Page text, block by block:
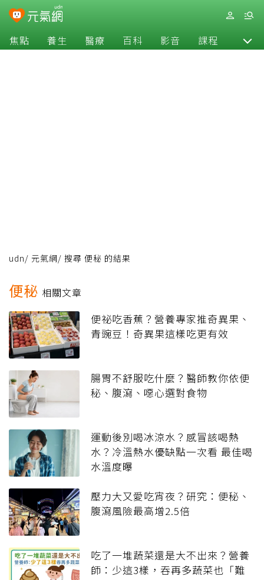
焦點 養生 醫療 百科 影音 課程 退休
udn/ 元氣網/ 搜尋 便秘 的結果
便秘 相關文章
便祕吃香蕉？營養專家推奇異果、
青豌豆！奇異果這樣吃更有效
腸胃不舒服吃什麼？醫師教你依便
秘、腹瀉、噁心選對食物
運動後別喝冰涼水？感冒該喝熱
水？冷溫熱水優缺點一次看 最佳喝
水溫度曝
壓力大又愛吃宵夜？研究：便秘、
腹瀉風險最高增2.5倍
吃了一堆蔬菜還是大不出來？營養
師：少這3樣，吞再多蔬菜也「難